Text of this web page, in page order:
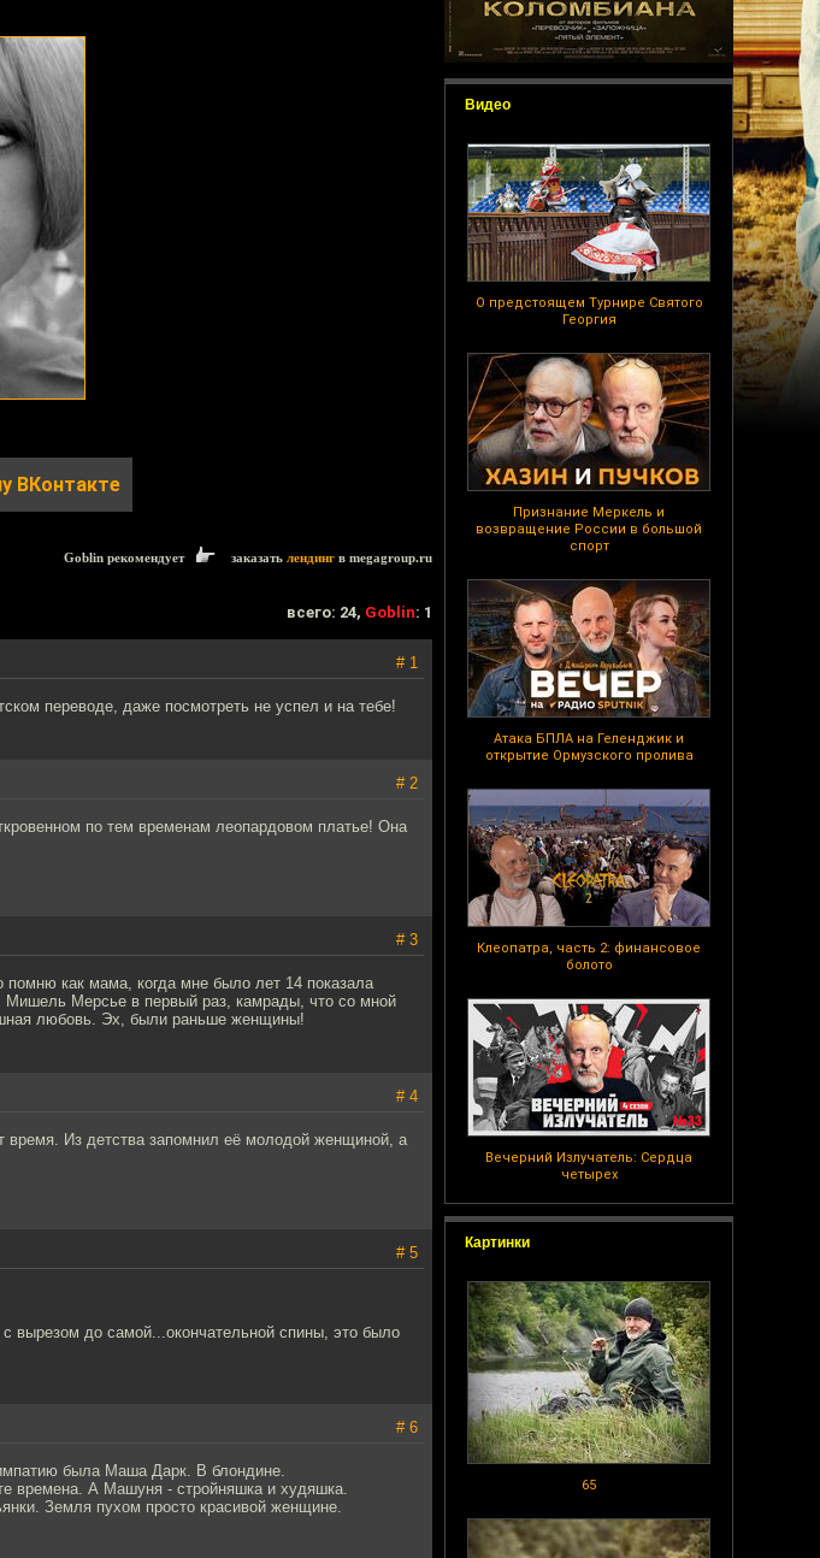
Видео
О предстоящем Турнире Святого
Георгия
Признание Меркель и
возвращение России в большой
спорт
Атака БПЛА на Геленджик и
открытие Ормузского пролива
Клеопатра, часть 2: финансовое
болото
Вечерний Излучатель: Сердца
четырех
Картинки
65
ВКонтакте
Goblin рекомендует заказать лендинг в megagroup.ru
всего: 24, Goblin: 1
# 1
переводе, даже посмотреть не успел и на тебе!
# 2
по тем временам леопардовом платье! Она
# 3
как мама, когда мне было лет 14 показала
Мерсье в первый раз, камрады, что со мной
любовь. Эх, были раньше женщины!
# 4
время. Из детства запомнил её молодой женщиной, а
# 5
вырезом до самой...окончательной спины, это было
# 6
была Маша Дарк. В блондине.
времена. А Машуня - стройняшка и худяшка.
Земля пухом просто красивой женщине.